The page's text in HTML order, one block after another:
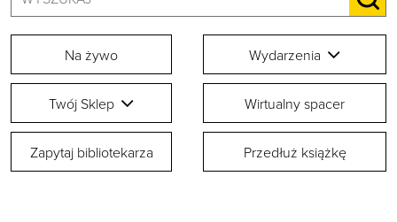
Na żywo Wydarzenia
Twój Sklep Wirtualny spacer
Zapytaj bibliotekarza Przedłuż książkę